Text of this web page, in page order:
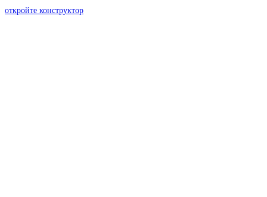
откройте конструктор